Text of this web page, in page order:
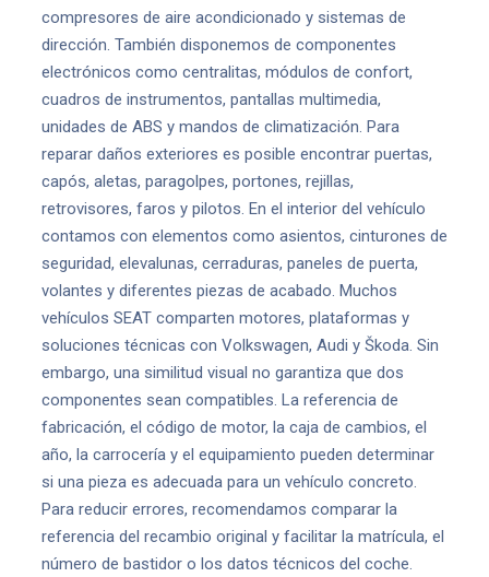
compresores de aire acondicionado y sistemas de
dirección. También disponemos de componentes
electrónicos como centralitas, módulos de confort,
cuadros de instrumentos, pantallas multimedia,
unidades de ABS y mandos de climatización. Para
reparar daños exteriores es posible encontrar puertas,
capós, aletas, paragolpes, portones, rejillas,
retrovisores, faros y pilotos. En el interior del vehículo
contamos con elementos como asientos, cinturones de
seguridad, elevalunas, cerraduras, paneles de puerta,
volantes y diferentes piezas de acabado. Muchos
vehículos SEAT comparten motores, plataformas y
soluciones técnicas con Volkswagen, Audi y Škoda. Sin
embargo, una similitud visual no garantiza que dos
componentes sean compatibles. La referencia de
fabricación, el código de motor, la caja de cambios, el
año, la carrocería y el equipamiento pueden determinar
si una pieza es adecuada para un vehículo concreto.
Para reducir errores, recomendamos comparar la
referencia del recambio original y facilitar la matrícula, el
número de bastidor o los datos técnicos del coche.